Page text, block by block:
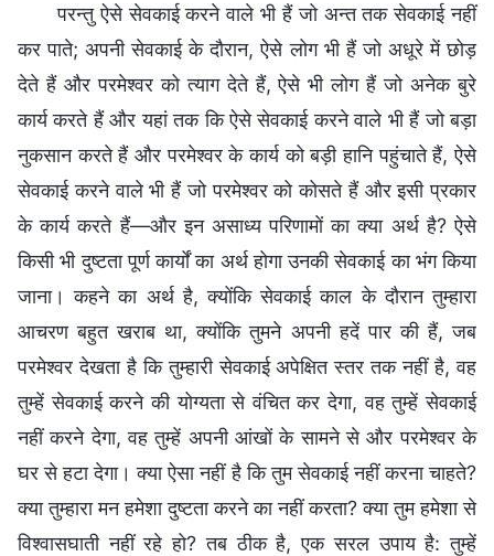
परन्तु ऐसे सेवकाई करने वाले भी हैं जो अन्त तक सेवकाई नहीं
कर पाते; अपनी सेवकाई के दौरान, ऐसे लोग भी हैं जो अधूरे में छोड़
देते हैं और परमेश्वर को त्याग देते हैं, ऐसे भी लोग हैं जो अनेक बुरे
कार्य करते हैं और यहां तक कि ऐसे सेवकाई करने वाले भी हैं जो बड़ा
नुकसान करते हैं और परमेश्वर के कार्य को बड़ी हानि पहुंचाते हैं, ऐसे
सेवकाई करने वाले भी हैं जो परमेश्वर को कोसते हैं और इसी प्रकार
के कार्य करते हैं—और इन असाध्य परिणामों का क्या अर्थ है? ऐसे
किसी भी दुष्टता पूर्ण कार्यों का अर्थ होगा उनकी सेवकाई का भंग किया
जाना। कहने का अर्थ है, क्योंकि सेवकाई काल के दौरान तुम्हारा
आचरण बहुत खराब था, क्योंकि तुमने अपनी हदें पार की हैं, जब
परमेश्वर देखता है कि तुम्हारी सेवकाई अपेक्षित स्तर तक नहीं है, वह
तुम्हें सेवकाई करने की योग्यता से वंचित कर देगा, वह तुम्हें सेवकाई
नहीं करने देगा, वह तुम्हें अपनी आंखों के सामने से और परमेश्वर के
घर से हटा देगा। क्या ऐसा नहीं है कि तुम सेवकाई नहीं करना चाहते?
क्या तुम्हारा मन हमेशा दुष्टता करने का नहीं करता? क्या तुम हमेशा से
विश्वासघाती नहीं रहे हो? तब ठीक है, एक सरल उपाय है: तुम्हें